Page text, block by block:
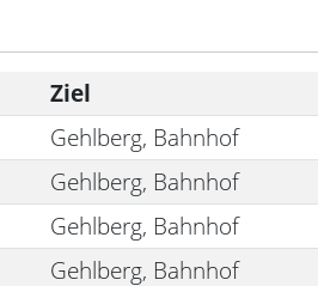
Ziel
Gehlberg, Bahnhof
Gehlberg, Bahnhof
Gehlberg, Bahnhof
Gehlberg, Bahnhof